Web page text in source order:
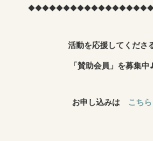
活動を応援してくださ
「賛助会員」を募集中
お申し込みは こちら